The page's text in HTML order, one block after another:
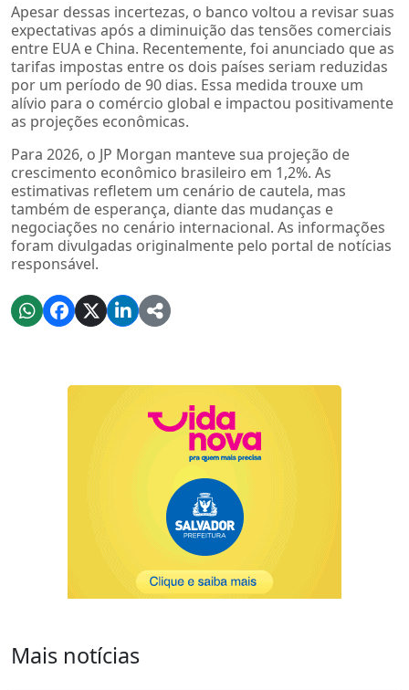
Apesar dessas incertezas, o banco voltou a revisar suas
expectativas após a diminuição das tensões comerciais
entre EUA e China. Recentemente, foi anunciado que as
tarifas impostas entre os dois países seriam reduzidas
por um período de 90 dias. Essa medida trouxe um
alívio para o comércio global e impactou positivamente
as projeções econômicas.
Para 2026, o JP Morgan manteve sua projeção de
crescimento econômico brasileiro em 1,2%. As
estimativas refletem um cenário de cautela, mas
também de esperança, diante das mudanças e
negociações no cenário internacional. As informações
foram divulgadas originalmente pelo portal de notícias
responsável.
Mais notícias